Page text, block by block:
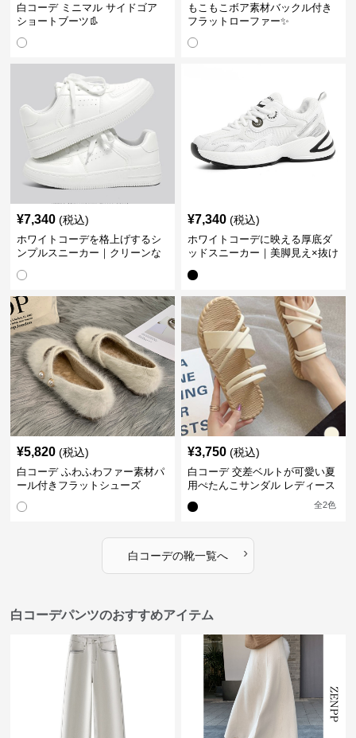
白コーデ ミニマル サイドゴア
ショートブーツ👢
もこもこボア素材バックル付き
フラットローファー✨
¥7,340 (税込)
ホワイトコーデを格上げするシ
ンプルスニーカー｜クリーンな
¥7,340 (税込)
ホワイトコーデに映える厚底ダ
ッドスニーカー｜美脚見え×抜け
¥5,820 (税込)
白コーデ ふわふわファー素材パ
ール付きフラットシューズ
¥3,750 (税込)
白コーデ 交差ベルトが可愛い夏
用ぺたんこサンダル レディース
全2色
白コーデの靴一覧へ ›
白コーデパンツのおすすめアイテム